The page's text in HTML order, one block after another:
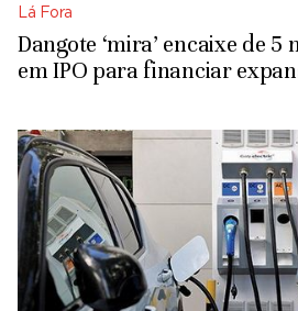
Lá Fora
Dangote ‘mira’ encaixe de 5
em IPO para financiar